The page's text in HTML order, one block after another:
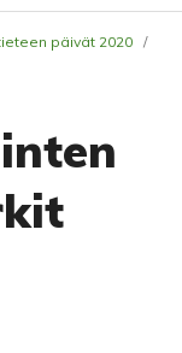
päivät 2020 /